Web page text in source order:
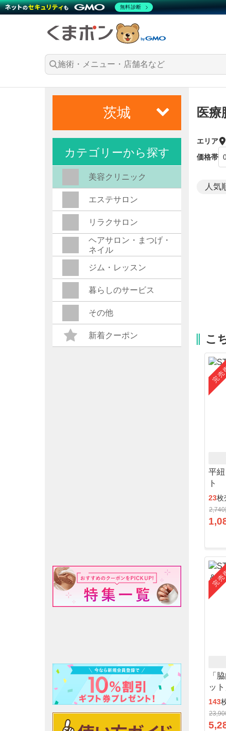
医療
エリア
価格帯
こ
完
平
ト
23枚
完
「
ット
143
茨城
カテゴリーから探す
美容クリニック
エステサロン
リラクサロン
ヘアサロン・まつげ・
ネイル
ジム・レッスン
暮らしのサービス
その他
新着クーポン
無料診断